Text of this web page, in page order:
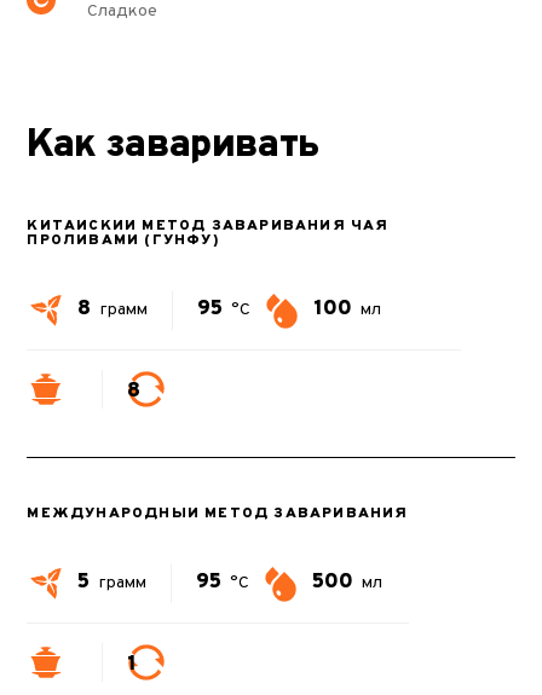
Сладкое
Как заваривать
КИТАЙСКИЙ МЕТОД ЗАВАРИВАНИЯ ЧАЯ
ПРОЛИВАМИ (ГУНФУ)
8 грамм 95 °C 100 мл
8
МЕЖДУНАРОДНЫЙ МЕТОД ЗАВАРИВАНИЯ
5 грамм 95 °C 500 мл
1